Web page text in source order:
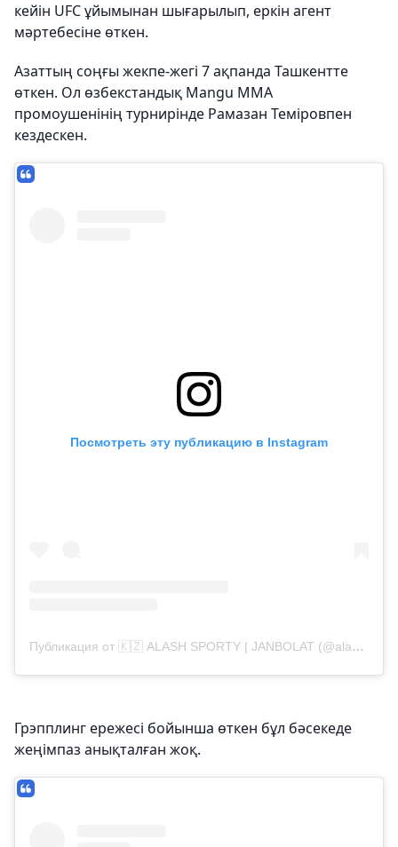
кейін UFC ұйымынан шығарылып, еркін агент
мәртебесіне өткен.
Азаттың соңғы жекпе-жегі 7 ақпанда Ташкентте
өткен. Ол өзбекстандық Mangu MMA
промоушенінің турнирінде Рамазан Теміровпен
кездескен.
Посмотреть эту публикацию в Instagram
Публикация от 🇰🇿 ALASH SPORTY | JANBOLAT (@alashsporty)
Грэпплинг ережесі бойынша өткен бұл бәсекеде
жеңімпаз анықталған жоқ.